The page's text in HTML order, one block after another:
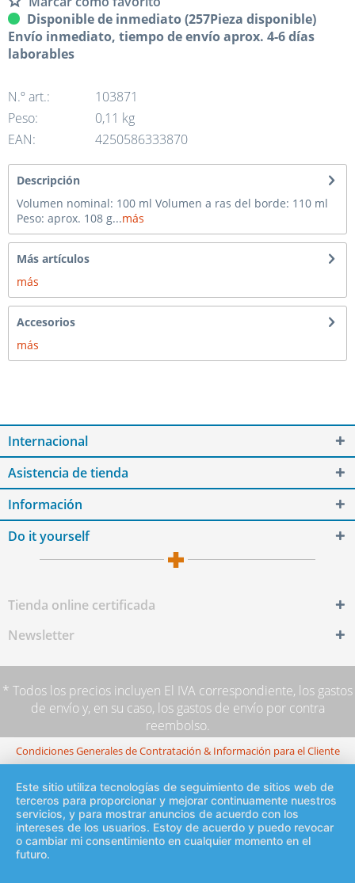
Disponible de inmediato (257Pieza disponible)
Envío inmediato, tiempo de envío aprox. 4-6 días
laborables
N.º art.:
103871
Peso:
0,11 kg
EAN:
4250586333870
Descripción
Volumen nominal: 100 ml Volumen a ras del borde: 110 ml
Peso: aprox. 108 g...más
Más artículos
más
Accesorios
más
Internacional
Asistencia de tienda
Información
Do it yourself
Tienda online certificada
Newsletter
* Todos los precios incluyen El IVA correspondiente, los gastos
de envíoy, en su caso, los gastos de envío por contra
reembolso.
Condiciones Generales de Contratación & Información para el Cliente
Este sitio utiliza tecnologías de seguimiento de sitios web de
terceros para proporcionar y mejorar continuamente nuestros
servicios, y para mostrar anuncios de acuerdo con los
intereses de los usuarios. Estoy de acuerdo y puedo revocar
o cambiar mi consentimiento en cualquier momento en el
futuro.